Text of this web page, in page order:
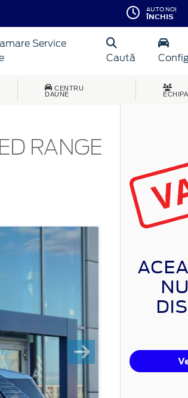
AUTO NOI
ÎNCHIS
Service
Caută
CENTRU
DAUNE
ECHIPA
RANGE